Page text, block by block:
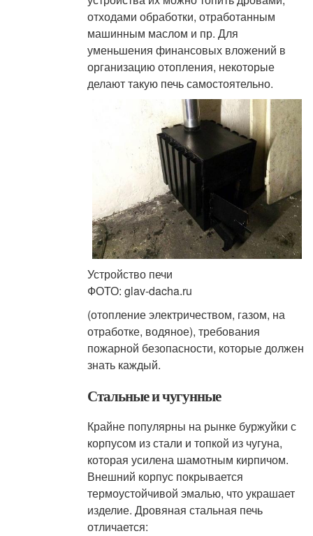
отходами обработки, отработанным
машинным маслом и пр. Для
уменьшения финансовых вложений в
организацию отопления, некоторые
делают такую печь самостоятельно.
Устройство печи
ФОТО: glav-dacha.ru
(отопление электричеством, газом, на
отработке, водяное), требования
пожарной безопасности, которые должен
знать каждый.
Стальные и чугунные
Крайне популярны на рынке буржуйки с
корпусом из стали и топкой из чугуна,
которая усилена шамотным кирпичом.
Внешний корпус покрывается
термоустойчивой эмалью, что украшает
изделие. Дровяная стальная печь
отличается: